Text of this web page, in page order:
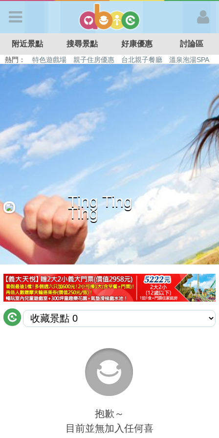
APP登入
首 頁
搜尋景點
好康優惠
最新留言
商家合作
推薦景點
討論區
聯絡我們
附近景點 搜尋景點 好康優惠 討論區
熱門： 特色遊戲場 親子住房優惠 台北親子餐廳
溫泉泡湯SPA
溜滑梯民宿
觀光工廠 日本親子景點
Ting Ting
Ting
抱歉～
目前並無加入任何喜